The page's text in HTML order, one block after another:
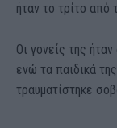
ήταν το τρίτο από
Οι γονείς της
ενώ τα παιδικά
τραυματίστηκε